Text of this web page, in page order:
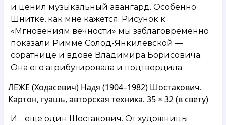
и ценил музыкальный авангард. Особенно
Шнитке, как мне кажется. Рисунок к
«Мгновениям вечности» мы заблаговременно
показали Римме Солод-Янкилевской —
соратнице и вдове Владимира Борисовича.
Она его атрибутировала и подтвердила.
ЛЕЖЕ (Ходасевич) Надя (1904–1982) Шостакович.
Картон, гуашь, авторская техника. 35 × 32 (в свету)
И… еще один Шостакович. От художницы